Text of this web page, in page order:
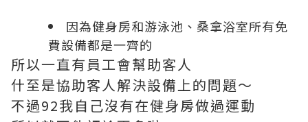
因為健身房和游泳池、桑拿浴室所有免
費設備都是一齊的
所以一直有員工會幫助客人
什至是協助客人解決設備上的問題～
不過92我自己沒有在健身房做過運動